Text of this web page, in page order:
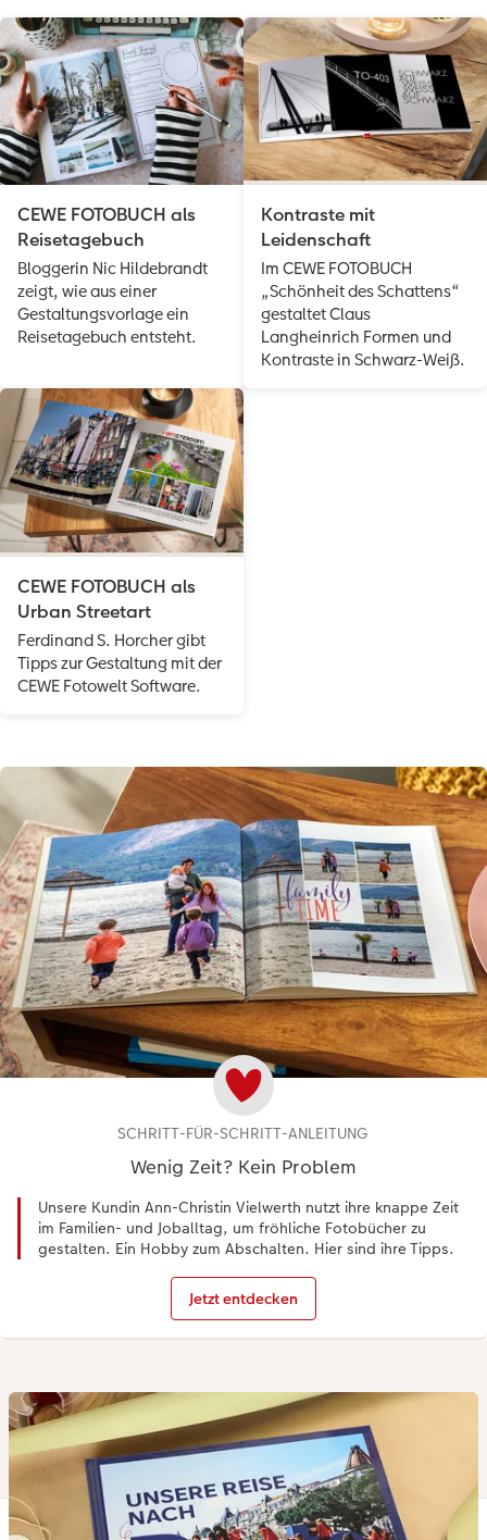
Anleitungen & Hilfe
Inspiration
Neuheiten
im Wunschformat
Neuheiten
Extras
Digitale Grußkarte
CEWE myPhotos
Neuheiten
CEWE myPhotos
Neuheiten
CEWE FOTOBUCH als
Reisetagebuch
Bloggerin Nic Hildebrandt
zeigt, wie aus einer
Gestaltungsvorlage ein
Reisetagebuch entsteht.
Kontraste mit
Leidenschaft
Im CEWE FOTOBUCH
„Schönheit des Schattens“
gestaltet Claus
Langheinrich Formen und
Kontraste in Schwarz-Weiß.
CEWE FOTOBUCH als
Urban Streetart
Ferdinand S. Horcher gibt
Tipps zur Gestaltung mit der
CEWE Fotowelt Software.
SCHRITT-FÜR-SCHRITT-ANLEITUNG
Wenig Zeit? Kein Problem
Unsere Kundin Ann-Christin Vielwerth nutzt ihre knappe Zeit
im Familien- und Joballtag, um fröhliche Fotobücher zu
gestalten. Ein Hobby zum Abschalten. Hier sind ihre Tipps.
Jetzt entdecken